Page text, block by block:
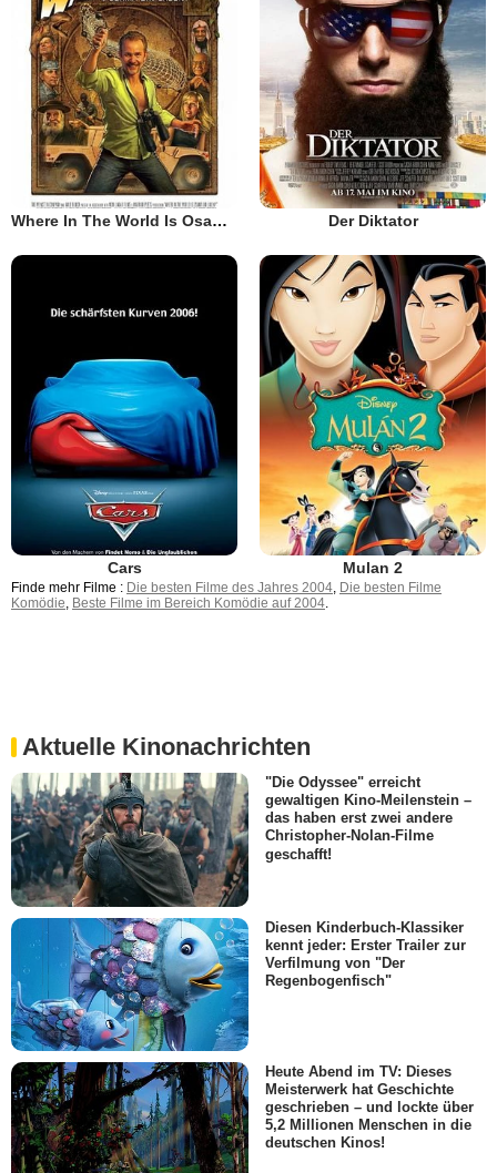
Where In The World Is Osama Bin Laden? Der Diktator
Cars Mulan 2
Finde mehr Filme : Die besten Filme des Jahres 2004, Die besten Filme
Komödie, Beste Filme im Bereich Komödie auf 2004.
Aktuelle Kinonachrichten
"Die Odyssee" erreicht
gewaltigen Kino-Meilenstein –
das haben erst zwei andere
Christopher-Nolan-Filme
geschafft!
Diesen Kinderbuch-Klassiker
kennt jeder: Erster Trailer zur
Verfilmung von "Der
Regenbogenfisch"
Heute Abend im TV: Dieses
Meisterwerk hat Geschichte
geschrieben – und lockte über
5,2 Millionen Menschen in die
deutschen Kinos!